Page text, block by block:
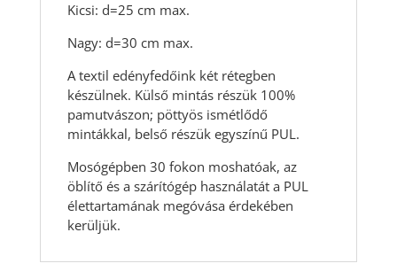
Kicsi: d=25 cm max.
Nagy: d=30 cm max.
A textil edényfedőink két rétegben
készülnek. Külső mintás részük 100%
pamutvászon; pöttyös ismétlődő
mintákkal, belső részük egyszínű PUL.
Mosógépben 30 fokon moshatóak, az
öblítő és a szárítógép használatát a PUL
élettartamának megóvása érdekében
kerüljük.